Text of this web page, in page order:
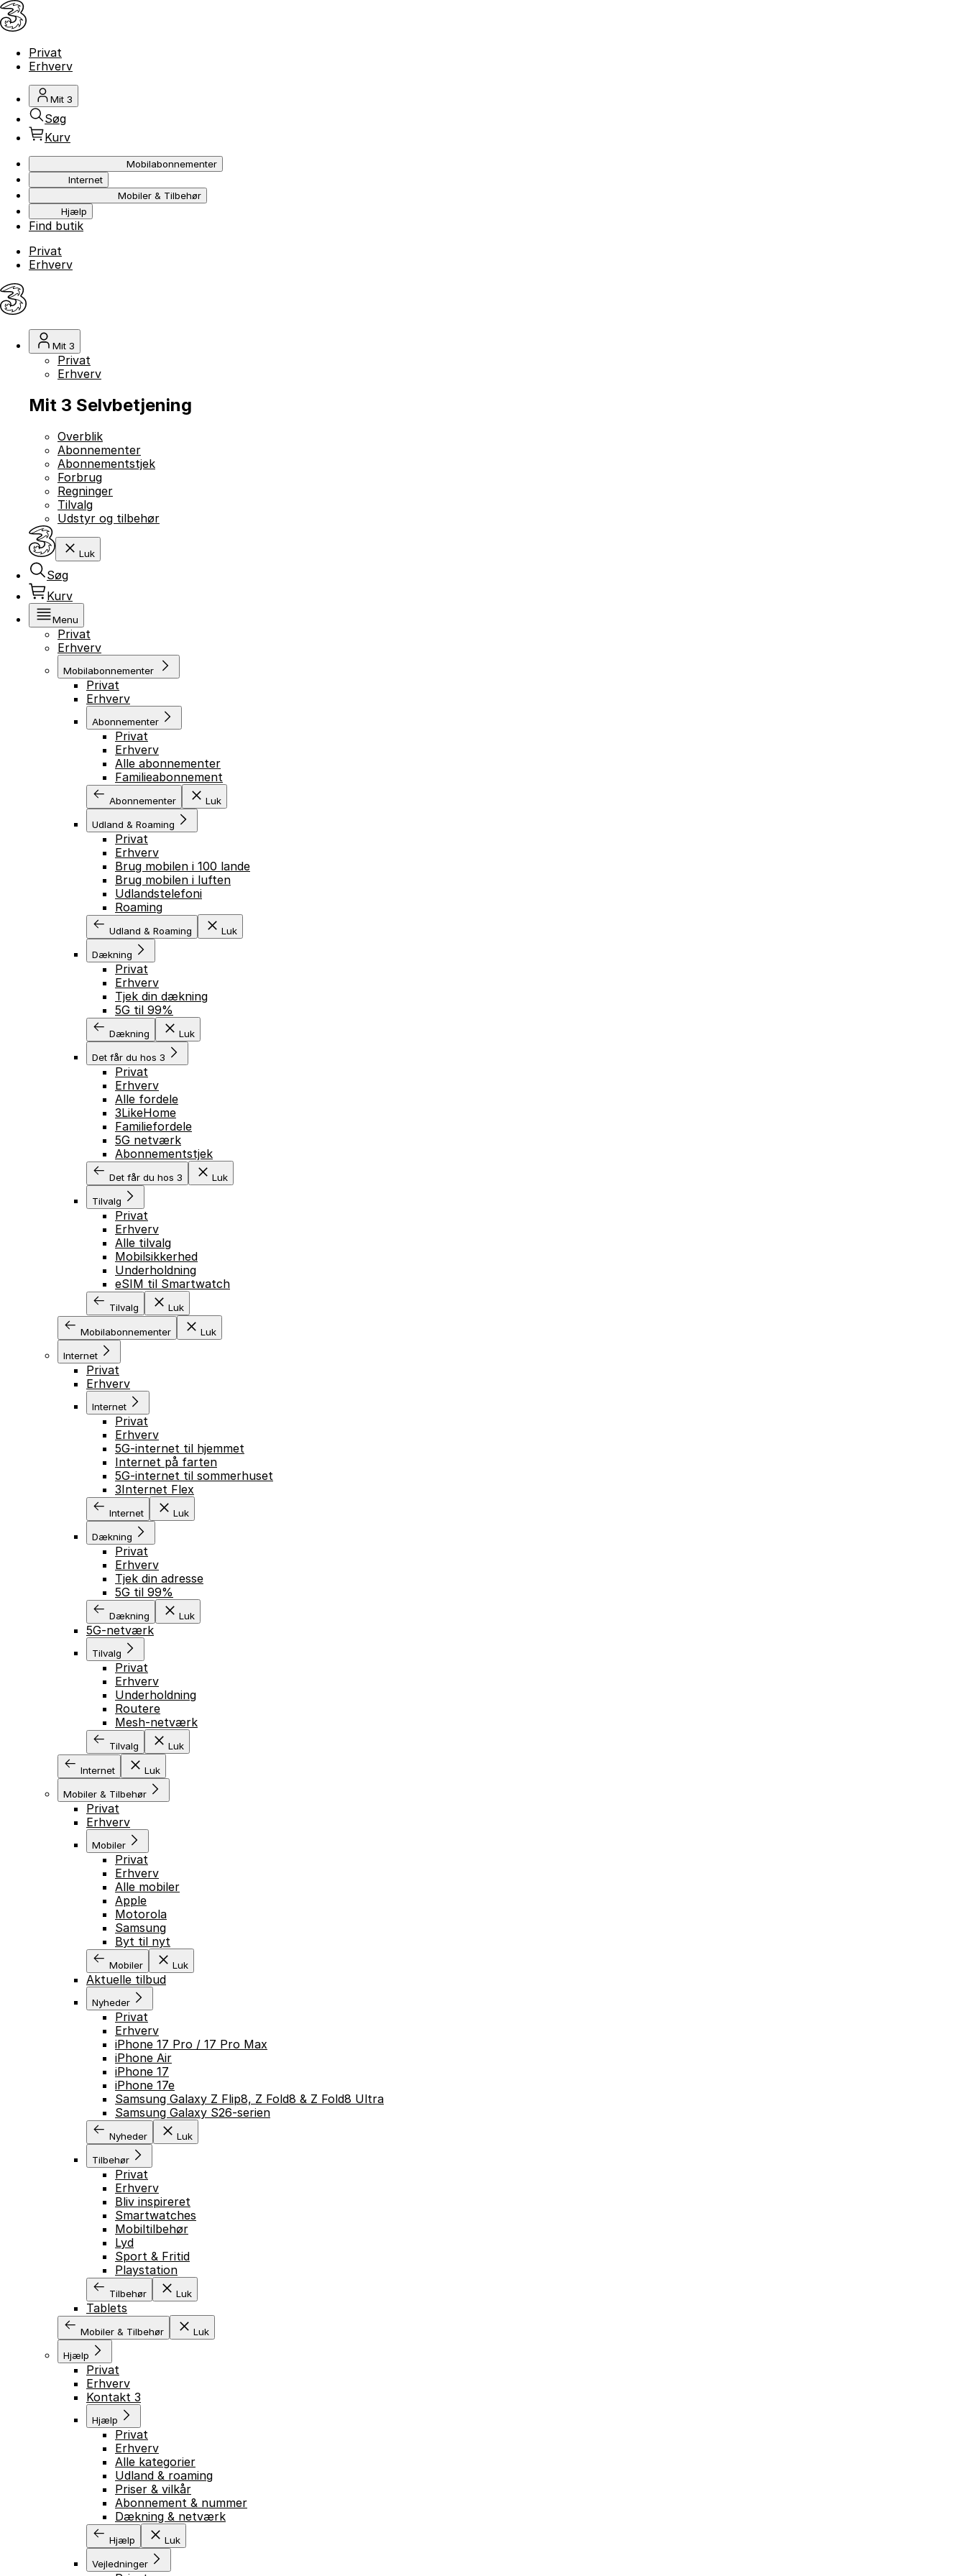
Privat
Erhverv
Mit 3
Søg
Kurv
Mobilabonnementer
Internet
Mobiler & Tilbehør
Hjælp
Find butik
Privat
Erhverv
Mit 3
Privat
Erhverv
Mit 3 Selvbetjening
Overblik
Abonnementer
Abonnementstjek
Forbrug
Regninger
Tilvalg
Udstyr og tilbehør
Luk
Søg
Kurv
Menu
Privat
Erhverv
Mobilabonnementer
Privat
Erhverv
Abonnementer
Privat
Erhverv
Alle abonnementer
Familieabonnement
Abonnementer Luk
Udland & Roaming
Privat
Erhverv
Brug mobilen i 100 lande
Brug mobilen i luften
Udlandstelefoni
Roaming
Udland & Roaming Luk
Dækning
Privat
Erhverv
Tjek din dækning
5G til 99%
Dækning Luk
Det får du hos 3
Privat
Erhverv
Alle fordele
3LikeHome
Familiefordele
5G netværk
Abonnementstjek
Det får du hos 3 Luk
Tilvalg
Privat
Erhverv
Alle tilvalg
Mobilsikkerhed
Underholdning
eSIM til Smartwatch
Tilvalg Luk
Mobilabonnementer Luk
Internet
Privat
Erhverv
Internet
Privat
Erhverv
5G-internet til hjemmet
Internet på farten
5G-internet til sommerhuset
3Internet Flex
Internet Luk
Dækning
Privat
Erhverv
Tjek din adresse
5G til 99%
Dækning Luk
5G-netværk
Tilvalg
Privat
Erhverv
Underholdning
Routere
Mesh-netværk
Tilvalg Luk
Internet Luk
Mobiler & Tilbehør
Privat
Erhverv
Mobiler
Privat
Erhverv
Alle mobiler
Apple
Motorola
Samsung
Byt til nyt
Mobiler Luk
Aktuelle tilbud
Nyheder
Privat
Erhverv
iPhone 17 Pro / 17 Pro Max
iPhone Air
iPhone 17
iPhone 17e
Samsung Galaxy Z Flip8, Z Fold8 & Z Fold8 Ultra
Samsung Galaxy S26-serien
Nyheder Luk
Tilbehør
Privat
Erhverv
Bliv inspireret
Smartwatches
Mobiltilbehør
Lyd
Sport & Fritid
Playstation
Tilbehør Luk
Tablets
Mobiler & Tilbehør Luk
Hjælp
Privat
Erhverv
Kontakt 3
Hjælp
Privat
Erhverv
Alle kategorier
Udland & roaming
Priser & vilkår
Abonnement & nummer
Dækning & netværk
Hjælp Luk
Vejledninger